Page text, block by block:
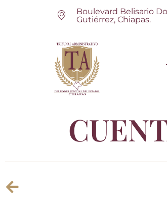
Boulevard Belisario
Gutiérrez, Chiapas.